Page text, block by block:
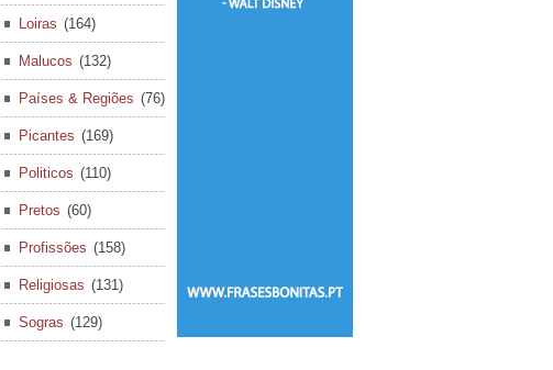
Loiras (164)
Malucos (132)
Países & Regiões (76)
Picantes (169)
Politicos (110)
Pretos (60)
Profissões (158)
Religiosas (131)
Sogras (129)